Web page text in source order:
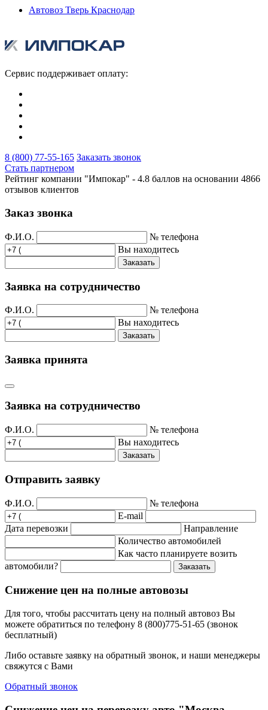
Автовоз Тверь Краснодар
Сервис поддерживает оплату:
8 (800) 77-55-165 Заказать звонок
Стать партнером
Рейтинг компании "Импокар" - 4.8 баллов на основании 4866
отзывов клиентов
Заказ звонка
Ф.И.О.
№ телефона
Вы находитесь
Заказать
Заявка на сотрудничество
Ф.И.О.
№ телефона
Вы находитесь
Заказать
Заявка принята
Заявка на сотрудничество
Ф.И.О.
№ телефона
Вы находитесь
Заказать
Отправить заявку
Ф.И.О.
№ телефона
E-mail
Дата перевозки
Направление
Количество автомобилей
Как часто планируете возить
автомобили?
Заказать
Снижение цен на полные автовозы
Для того, чтобы рассчитать цену на полный автовоз Вы
можете обратиться по телефону 8 (800)775-51-65 (звонок
бесплатный)
Либо оставьте заявку на обратный звонок, и наши менеджеры
свяжутся с Вами
Обратный звонок